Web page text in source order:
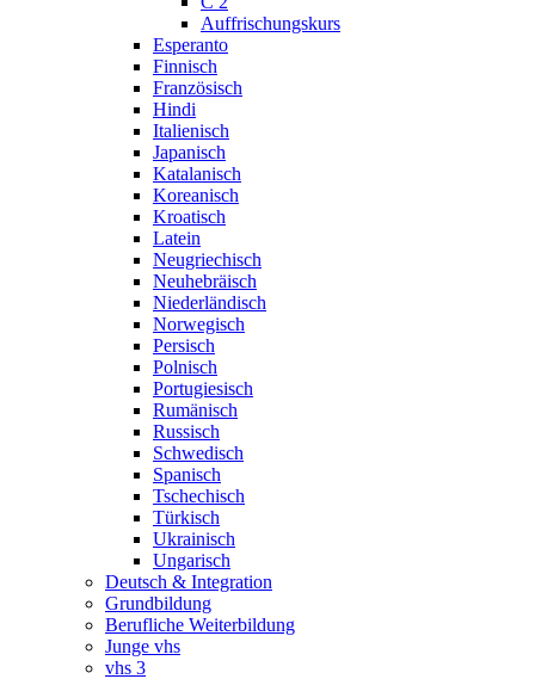
Auffrischungskurs
Esperanto
Finnisch
Französisch
Hindi
Italienisch
Japanisch
Katalanisch
Koreanisch
Kroatisch
Latein
Neugriechisch
Neuhebräisch
Niederländisch
Norwegisch
Persisch
Polnisch
Portugiesisch
Rumänisch
Russisch
Schwedisch
Spanisch
Tschechisch
Türkisch
Ukrainisch
Ungarisch
Deutsch & Integration
Grundbildung
Berufliche Weiterbildung
Junge vhs
vhs 3